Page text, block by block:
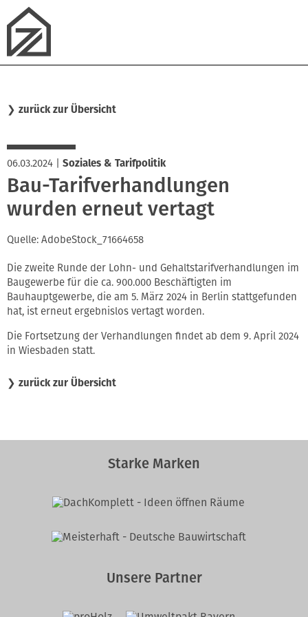
❯ zurück zur Übersicht
06.03.2024 Soziales & Tarifpolitik
Bau-Tarifverhandlungen
wurden erneut vertagt
Quelle: AdobeStock_71664658
Die zweite Runde der Lohn- und Gehaltstarifverhandlungen im
Baugewerbe für die ca. 900.000 Beschäftigten im
Bauhauptgewerbe, die am 5. März 2024 in Berlin stattgefunden
hat, ist erneut ergebnislos vertagt worden.
Die Fortsetzung der Verhandlungen findet ab dem 9. April 2024
in Wiesbaden statt.
❯ zurück zur Übersicht
Starke Marken
Unsere Partner